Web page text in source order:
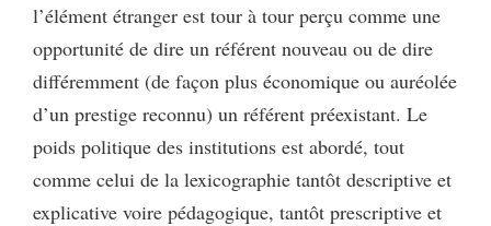
l’élément étranger est tour à tour perçu comme une
opportunité de dire un référent nouveau ou de dire
différemment (de façon plus économique ou auréolée
d’un prestige reconnu) un référent préexistant. Le
poids politique des institutions est abordé, tout
comme celui de la lexicographie tantôt descriptive et
explicative voire pédagogique, tantôt prescriptive et